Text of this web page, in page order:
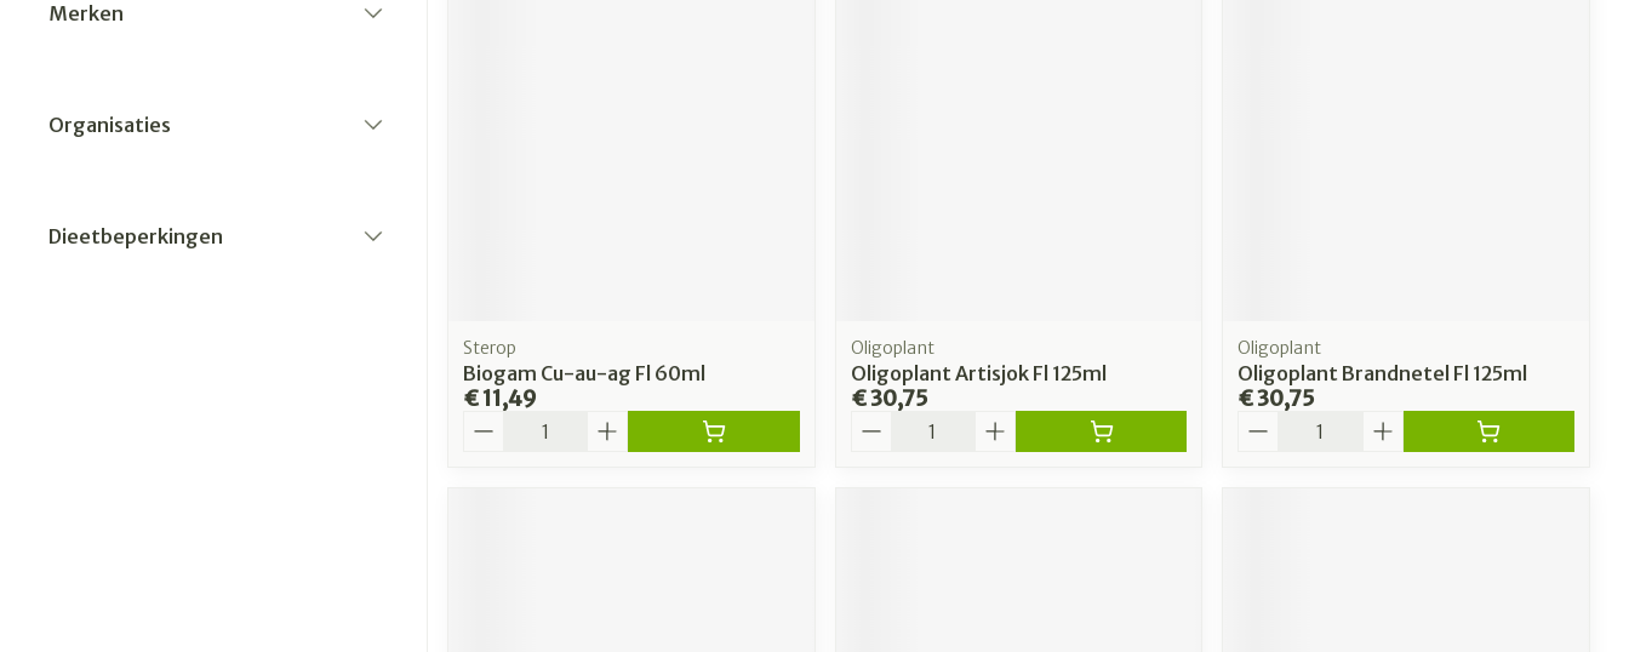
Merken
Organisaties
Dieetbeperkingen
Sterop
Biogam Cu-au-ag Fl 60ml
€ 11,49
Oligoplant
Oligoplant Artisjok Fl 125ml
€ 30,75
Oligoplant
Oligoplant Brandnetel Fl 125ml
€ 30,75